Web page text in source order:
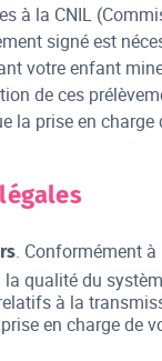
à la CNIL
signé est
votre enfant
de ces
la prise en
. Conformément
qualité du
à la
en charge de